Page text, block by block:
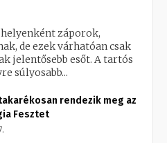
záporok,
de ezek várhatóan csak
jelentősebb esőt. A tartós
súlyosabb...
rendezik meg az
Fesztet